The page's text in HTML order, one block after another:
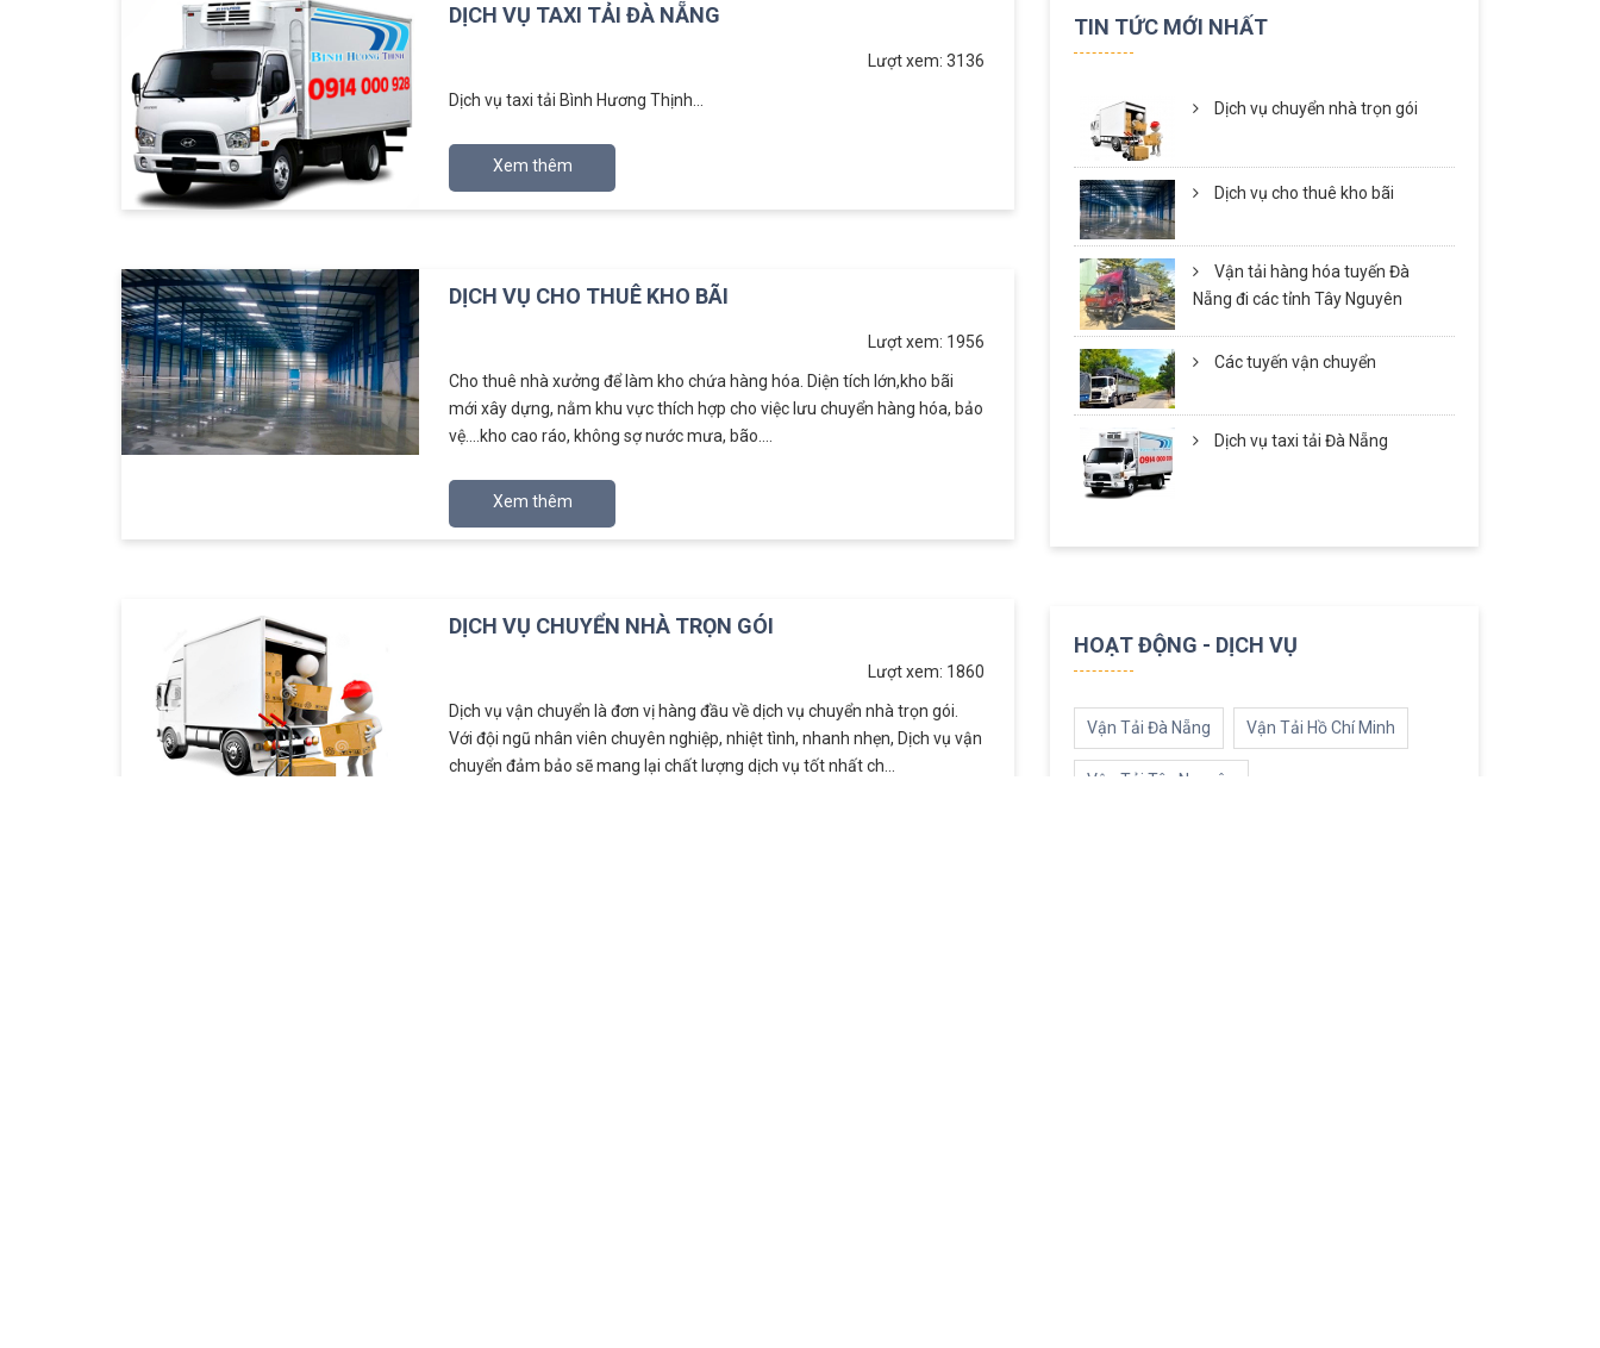
DỊCH VỤ TAXI TẢI ĐÀ NẴNG
Lượt xem: 3136
Dịch vụ taxi tải Bình Hương Thịnh...
Xem thêm
DỊCH VỤ CHO THUÊ KHO BÃI
Lượt xem: 1956
Cho thuê nhà xưởng để làm kho chứa hàng hóa. Diện tích lớn,kho bãi
mới xây dựng, nằm khu vực thích hợp cho việc lưu chuyển hàng hóa, bảo
vệ….kho cao ráo, không sợ nước mưa, bão....
Xem thêm
DỊCH VỤ CHUYỂN NHÀ TRỌN GÓI
Lượt xem: 1860
Dịch vụ vận chuyển là đơn vị hàng đầu về dịch vụ chuyển nhà trọn gói.
Với đội ngũ nhân viên chuyên nghiệp, nhiệt tình, nhanh nhẹn, Dịch vụ vận
chuyển đảm bảo sẽ mang lại chất lượng dịch vụ tốt nhất ch...
TIN TỨC MỚI NHẤT
Dịch vụ chuyển nhà trọn gói
Dịch vụ cho thuê kho bãi
Vận tải hàng hóa tuyến Đà
Nẵng đi các tỉnh Tây Nguyên
Các tuyến vận chuyển
Dịch vụ taxi tải Đà Nẵng
HOẠT ĐỘNG - DỊCH VỤ
Vận Tải Đà Nẵng Vận Tải Hồ Chí Minh
Vận Tải Tây Nguyên